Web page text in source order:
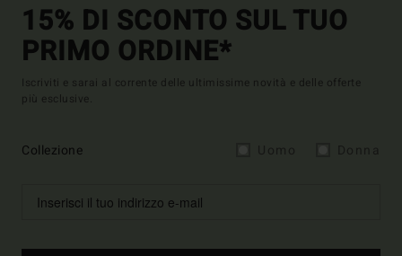
15% DI SCONTO SUL TUO
PRIMO ORDINE*
Iscriviti e sarai al corrente delle ultimissime novità e delle offerte
più esclusive.
Collezione